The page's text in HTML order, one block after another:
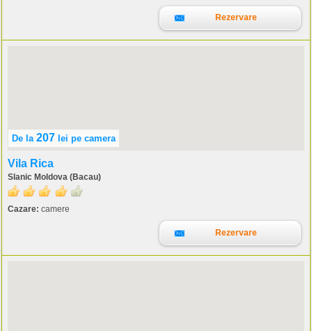
Rezervare
De la 207 lei pe camera
Vila Rica
Slanic Moldova (Bacau)
Cazare: camere
Rezervare